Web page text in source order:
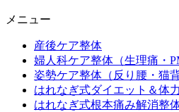
メニュー
産後ケア整体
婦人科ケア整体（生理痛・
姿勢ケア整体（反り腰・猫
はれなぎ式ダイエット＆体
はれなぎ式根本痛み解消整